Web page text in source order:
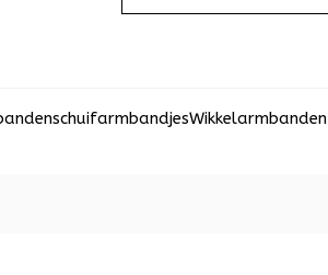
schuifarmbandjesWikkelarmbanden